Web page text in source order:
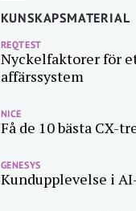
KUNSKAPSMATERIAL
REQTEST
Nyckelfaktorer för
affärssystem
NICE
Få de 10 bästa CX-
GENESYS
Kundupplevelse i